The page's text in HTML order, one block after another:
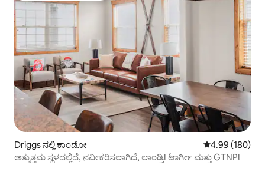
Driggs ನಲ್ಲಿ ಕಾಂಡೋ 5 ರಲ್ಲಿ 4.99
4.99 (180)
ಅತ್ಯುತ್ತಮ ಸ್ಥಳದಲ್ಲಿದೆ, ನವೀಕರಿಸಲಾಗಿದೆ, ಲಾಂಡ್ರಿ! ಟಾರ್ಗೀ ಮತ್ತು GTNP!